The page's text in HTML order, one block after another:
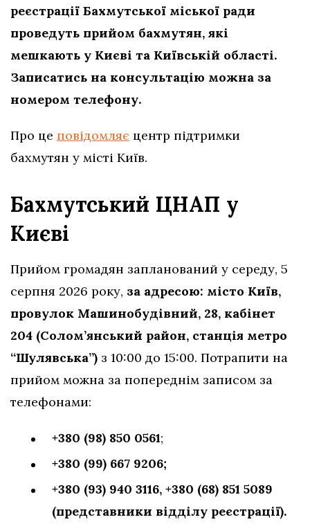
реєстрації Бахмутської міської ради
проведуть прийом бахмутян, які
мешкають у Києві та Київській області.
Записатись на консультацію можна за
номером телефону.
Про це повідомляє центр підтримки
бахмутян у місті Київ.
Бахмутський ЦНАП у
Києві
Прийом громадян запланований у середу, 5
серпня 2026 року, за адресою: місто Київ,
провулок Машинобудівний, 28, кабінет
204 (Солом’янський район, станція метро
“Шулявська”) з 10:00 до 15:00. Потрапити на
прийом можна за попереднім записом за
телефонами:
+380 (98) 850 0561;
+380 (99) 667 9206;
+380 (93) 940 3116, +380 (68) 851 5089
(представники відділу реєстрації).